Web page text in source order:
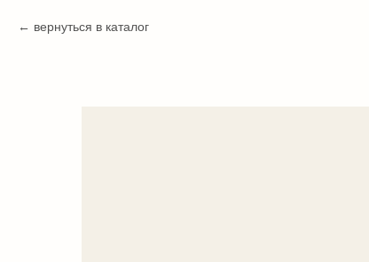
вернуться в каталог